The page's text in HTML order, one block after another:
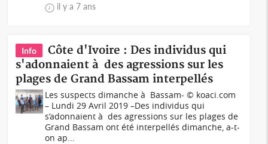
il y a 7 ans
Info
Côte d'Ivoire : Des individus qui
s'adonnaient à des agressions sur les
plages de Grand Bassam interpellés
Les suspects dimanche à Bassam- © koaci.com
– Lundi 29 Avril 2019 –Des individus qui
s’adonnaient à des agressions sur les plages de
Grand Bassam ont été interpellés dimanche, a-t-
on ap...